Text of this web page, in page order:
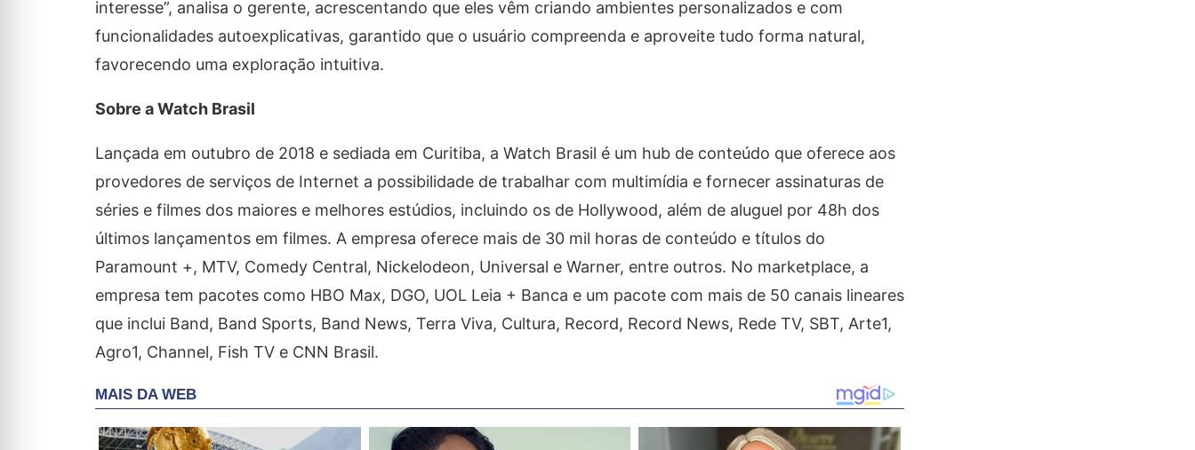
interesse”, analisa o gerente, acrescentando que eles vêm criando ambientes personalizados e com
funcionalidades autoexplicativas, garantido que o usuário compreenda e aproveite tudo forma natural,
favorecendo uma exploração intuitiva.
Sobre a Watch Brasil
Lançada em outubro de 2018 e sediada em Curitiba, a Watch Brasil é um hub de conteúdo que oferece aos
provedores de serviços de Internet a possibilidade de trabalhar com multimídia e fornecer assinaturas de
séries e filmes dos maiores e melhores estúdios, incluindo os de Hollywood, além de aluguel por 48h dos
últimos lançamentos em filmes. A empresa oferece mais de 30 mil horas de conteúdo e títulos do
Paramount +, MTV, Comedy Central, Nickelodeon, Universal e Warner, entre outros. No marketplace, a
empresa tem pacotes como HBO Max, DGO, UOL Leia + Banca e um pacote com mais de 50 canais lineares
que inclui Band, Band Sports, Band News, Terra Viva, Cultura, Record, Record News, Rede TV, SBT, Arte1,
Agro1, Channel, Fish TV e CNN Brasil.